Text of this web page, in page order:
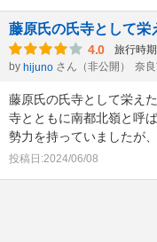
藤原氏の氏寺として栄
4.0 旅行時
by hijuno さん（非公開） 奈
藤原氏の氏寺として栄え
寺とともに南都北嶺と呼
勢力を持っていましたが
投稿日:2024/06/08